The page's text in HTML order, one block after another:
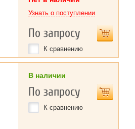
Узнать о поступлении
По запросу
К сравнению
В наличии
По запросу
К сравнению